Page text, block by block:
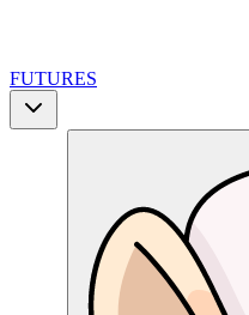
FUTURES